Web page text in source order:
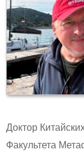
Доктор
Факультета